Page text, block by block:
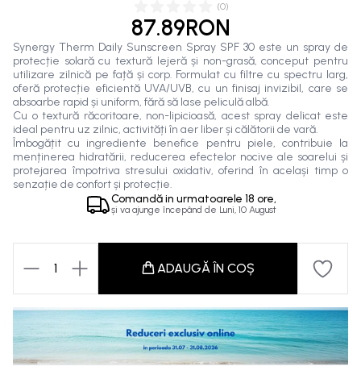
(0)
87.89RON
Synergy Therm Daily Sunscreen Spray SPF 30 este un spray de
protecție solară cu textură lejeră și non-grasă, conceput pentru
utilizare zilnică pe față și corp. Formulat cu filtre cu spectru larg,
oferă protecție eficientă UVA/UVB, cu un finisaj invizibil, care se
absoarbe rapid și uniform, fără să lase peliculă albă.
Cu o textură răcoritoare, non-lipicioasă, acest spray delicat este
ideal pentru uz zilnic, activități în aer liber și călătorii de vară.
Îmbogățit cu ingrediente benefice pentru piele, contribuie la
menținerea hidratării, reducerea efectelor nocive ale soarelui și
protejarea împotriva stresului oxidativ, oferind în același timp o
senzație de confort și protecție.
Comandă in urmatoarele 18 ore,
și va ajunge începând de Luni, 10 August
1 ADAUGĂ ÎN COȘ